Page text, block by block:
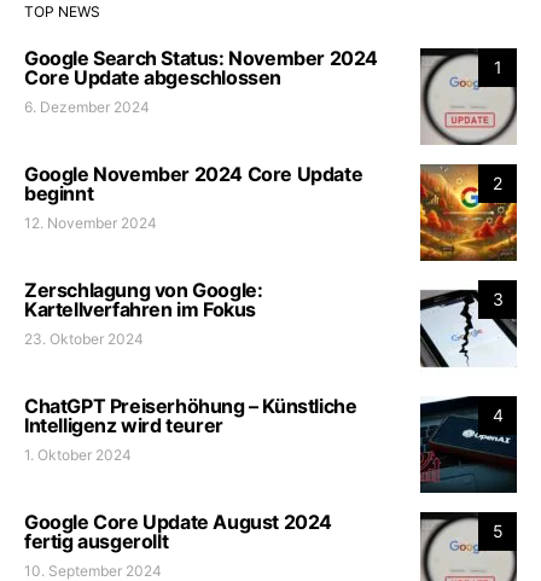
TOP NEWS
1
Google Search Status: November 2024
Core Update abgeschlossen
6. Dezember 2024
2
Google November 2024 Core Update
beginnt
12. November 2024
3
Zerschlagung von Google:
Kartellverfahren im Fokus
23. Oktober 2024
4
ChatGPT Preiserhöhung – Künstliche
Intelligenz wird teurer
1. Oktober 2024
5
Google Core Update August 2024
fertig ausgerollt
10. September 2024